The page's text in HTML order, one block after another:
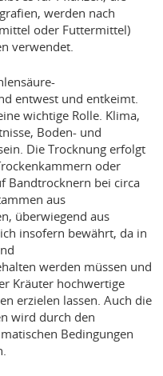
werden nach
oder Futtermittel)
verwendet.
entwest und entkeimt.
wichtige Rolle. Klima,
Boden- und
Die Trocknung erfolgt
oder
Bandtrocknern bei circa
aus
überwiegend aus
insofern bewährt, da in
werden müssen und
Kräuter hochwertige
erzielen lassen. Auch die
wird durch den
Bedingungen